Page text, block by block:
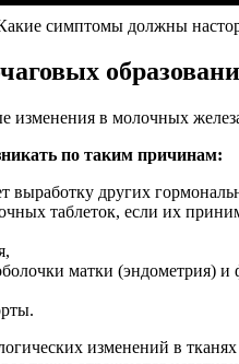
симптомы должны
в молочных
по таким причинам:
выработку других
таблеток, если их
матки (эндометрия)
изменений в